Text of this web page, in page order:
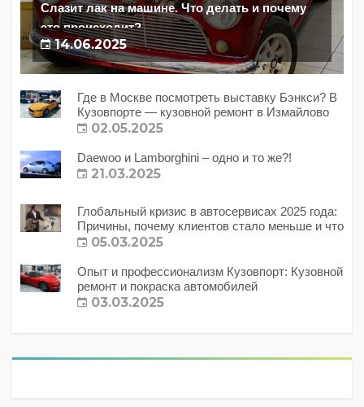
Слазит лак на машине. Что делать и почему
это происходит?
14.06.2025
Где в Москве посмотреть выставку Бэнкси? В
Кузовпорте — кузовной ремонт в Измайлово
02.05.2025
Daewoo и Lamborghini – одно и то же?!
21.03.2025
Глобальный кризис в автосервисах 2025 года:
Причины, почему клиентов стало меньше и что
с этим делать?
05.03.2025
Опыт и профессионализм Кузовпорт: Кузовной
ремонт и покраска автомобилей
03.03.2025